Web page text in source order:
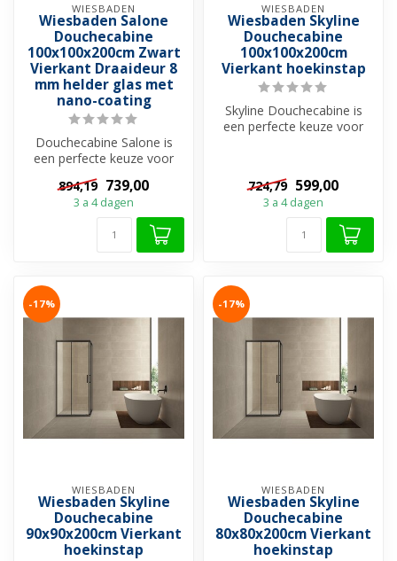
WIESBADEN
Wiesbaden Salone
Douchecabine
100x100x200cm Zwart
Vierkant Draaideur 8
mm helder glas met
nano-coating
Douchecabine Salone is
een perfecte keuze voor
wie op zoek is naar een
ruime, st...
894,19 739,00
3 a 4 dagen
WIESBADEN
Wiesbaden Skyline
Douchecabine
100x100x200cm
Vierkant hoekinstap
Skyline Douchecabine is
een perfecte keuze voor
724,79 599,00
3 a 4 dagen
-17%
WIESBADEN
Wiesbaden Skyline
Douchecabine
90x90x200cm Vierkant
hoekinstap
-17%
WIESBADEN
Wiesbaden Skyline
Douchecabine
80x80x200cm Vierkant
hoekinstap